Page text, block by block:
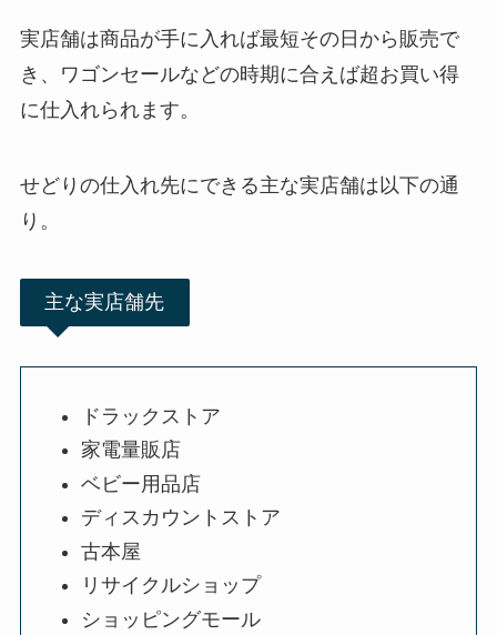
実店舗は商品が手に入れば最短その日から販売で
き、ワゴンセールなどの時期に合えば超お買い得
に仕入れられます。
せどりの仕入れ先にできる主な実店舗は以下の通
り。
主な実店舗先
ドラックストア
家電量販店
ベビー用品店
ディスカウントストア
古本屋
リサイクルショップ
ショッピングモール